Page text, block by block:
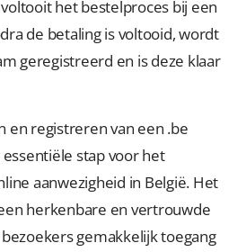
het bestelproces bij een
de betaling is voltooid, wordt
geregistreerd en is deze klaar
en registreren van een .be
stap voor het
aanwezigheid in België. Het
herkenbare en vertrouwde
gemakkelijk toegang